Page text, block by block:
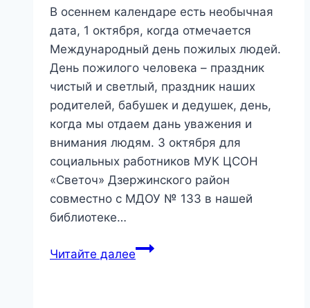
В осеннем календаре есть необычная
дата, 1 октября, когда отмечается
Международный день пожилых людей.
День пожилого человека – праздник
чистый и светлый, праздник наших
родителей, бабушек и дедушек, день,
когда мы отдаем дань уважения и
внимания людям. 3 октября для
социальных работников МУК ЦСОН
«Светоч» Дзержинского район
совместно с МДОУ № 133 в нашей
библиотеке…
Читайте далее«О